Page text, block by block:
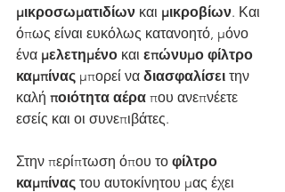
μικροσωματιδίων και μικροβίων. Και
όπως είναι ευκόλως κατανοητό, μόνο
ένα μελετημένο και επώνυμο φίλτρο
καμπίνας μπορεί να διασφαλίσει την
καλή ποιότητα αέρα που ανεπνέετε
εσείς και οι συνεπιβάτες.
Στην περίπτωση όπου το φίλτρο
καμπίνας του αυτοκίνητου μας έχει